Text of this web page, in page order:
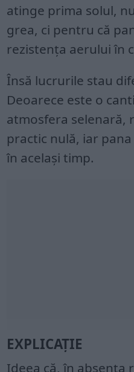
atinge prima solul,
grea, ci pentru că
rezistența aerului în
Însă lucrurile stau
Deoarece este o
atmosfera selenară,
practic nulă, iar
în același timp.
EXPLICAŢIE
Ideea că, în absența